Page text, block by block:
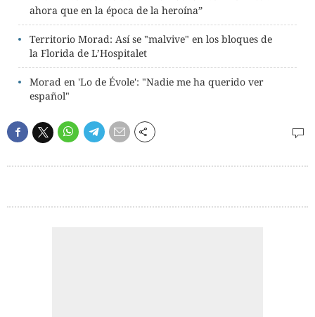
ahora que en la época de la heroína”
Territorio Morad: Así se "malvive" en los bloques de
la Florida de L’Hospitalet
Morad en 'Lo de Évole': "Nadie me ha querido ver
español"